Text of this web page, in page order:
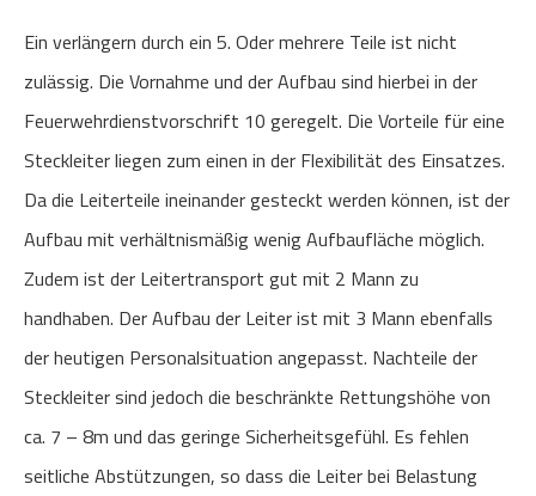
Ein verlängern durch ein 5. Oder mehrere Teile ist nicht
zulässig. Die Vornahme und der Aufbau sind hierbei in der
Feuerwehrdienstvorschrift 10 geregelt. Die Vorteile für eine
Steckleiter liegen zum einen in der Flexibilität des Einsatzes.
Da die Leiterteile ineinander gesteckt werden können, ist der
Aufbau mit verhältnismäßig wenig Aufbaufläche möglich.
Zudem ist der Leitertransport gut mit 2 Mann zu
handhaben. Der Aufbau der Leiter ist mit 3 Mann ebenfalls
der heutigen Personalsituation angepasst. Nachteile der
Steckleiter sind jedoch die beschränkte Rettungshöhe von
ca. 7 – 8m und das geringe Sicherheitsgefühl. Es fehlen
seitliche Abstützungen, so dass die Leiter bei Belastung